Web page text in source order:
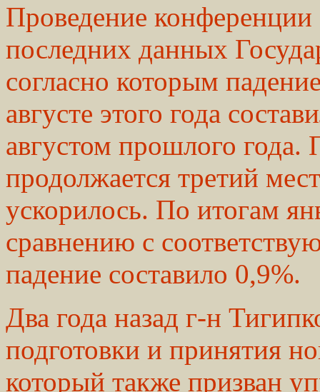
Проведение
последних данных
согласно которым
августе этого года
августом прошлого года.
продолжается третий
ускорилось. По итогам
сравнению с
падение составило 0,9%.
Два года назад г-н
подготовки и принятия
который также призван